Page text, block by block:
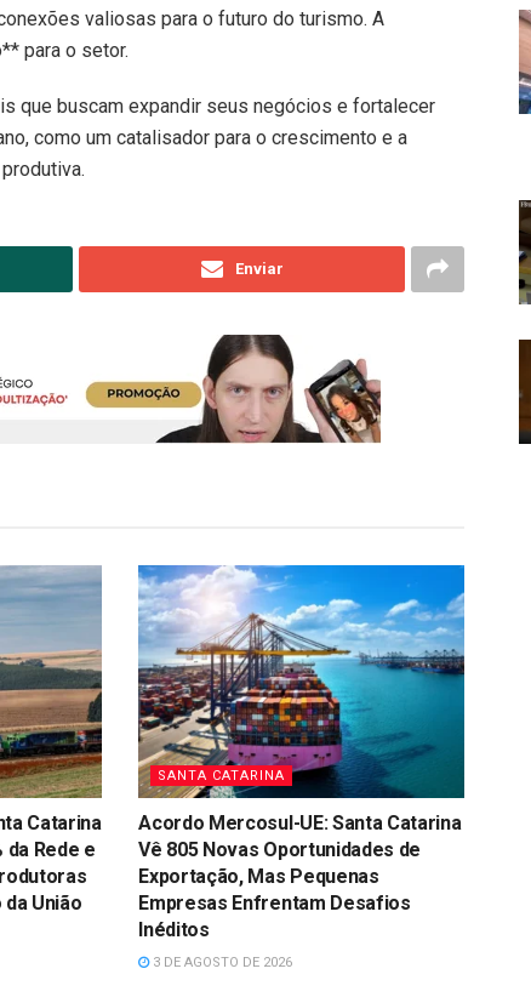
valiosas para o futuro do turismo. A
para o setor.
que buscam expandir seus negócios e fortalecer
como um catalisador para o crescimento e a
Enviar
Catarina
da Rede e
União
SANTA CATARINA
Acordo Mercosul-UE: Santa Catarina
Vê 805 Novas Oportunidades de
Exportação, Mas Pequenas
Empresas Enfrentam Desafios
Inéditos
3 DE AGOSTO DE 2026